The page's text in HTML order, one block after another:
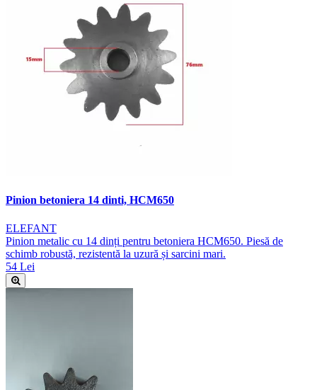
Pinion betoniera 14 dinti, HCM650
ELEFANT
Pinion metalic cu 14 dinți pentru betoniera HCM650. Piesă de
schimb robustă, rezistentă la uzură și sarcini mari.
54 Lei